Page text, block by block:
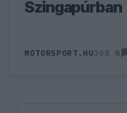
Szingapúrban
MOTORSPORT.HU308 N